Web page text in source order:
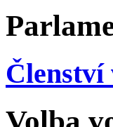
Členství